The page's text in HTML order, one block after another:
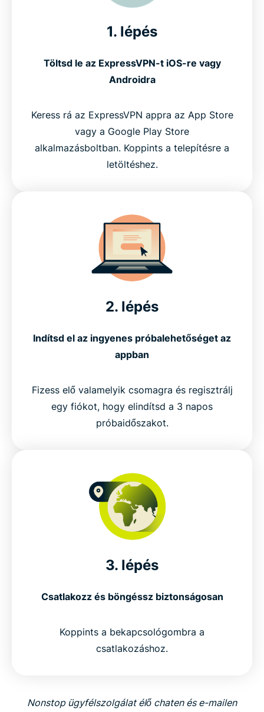
1. lépés
Töltsd le az ExpressVPN-t iOS-re vagy
Androidra
Keress rá az ExpressVPN appra az App Store
vagy a Google Play Store
alkalmazásboltban. Koppints a telepítésre a
letöltéshez.
2. lépés
Indítsd el az ingyenes próbalehetőséget az
appban
Fizess elő valamelyik csomagra és regisztrálj
egy fiókot, hogy elindítsd a 3 napos
próbaidőszakot.
3. lépés
Csatlakozz és böngéssz biztonságosan
Koppints a bekapcsológombra a
csatlakozáshoz.
Nonstop ügyfélszolgálat élő chaten és e-mailen